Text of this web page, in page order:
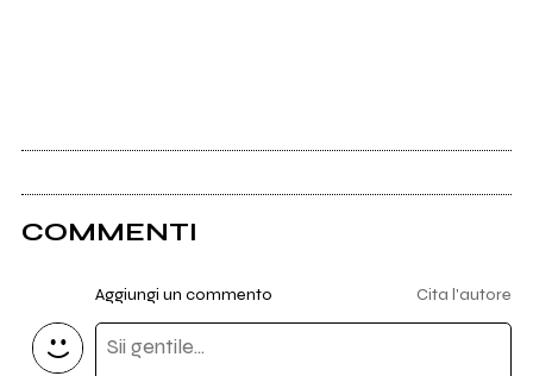
COMMENTI
Aggiungi un commento Cita l'autore